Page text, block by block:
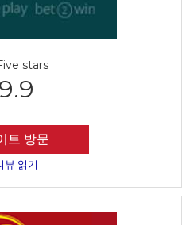
9.9
트 방문
뷰 읽기